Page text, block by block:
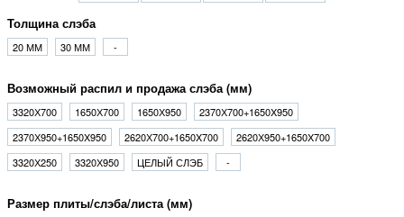
Толщина слэба
20 ММ 30 ММ -
Возможный распил и продажа слэба (мм)
3320Х700 1650Х700 1650Х950
2370Х700+1650X950
2370Х950+1650X950
2620Х700+1650X700
2620Х950+1650X700
3320Х250
3320Х950 ЦЕЛЫЙ СЛЭБ -
Размер плиты/слэба/листа (мм)